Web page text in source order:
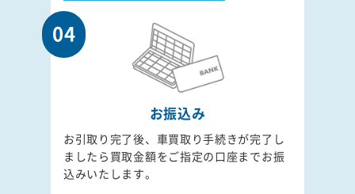
04
お振込み
お引取り完了後、車買取り手続きが完了し
ましたら買取金額をご指定の口座までお振
込みいたします。